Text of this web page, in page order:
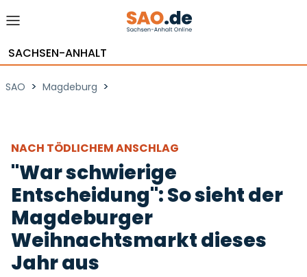
SACHSEN-ANHALT
SAO > Magdeburg >
NACH TÖDLICHEM ANSCHLAG
"War schwierige
Entscheidung": So sieht der
Magdeburger
Weihnachtsmarkt dieses
Jahr aus